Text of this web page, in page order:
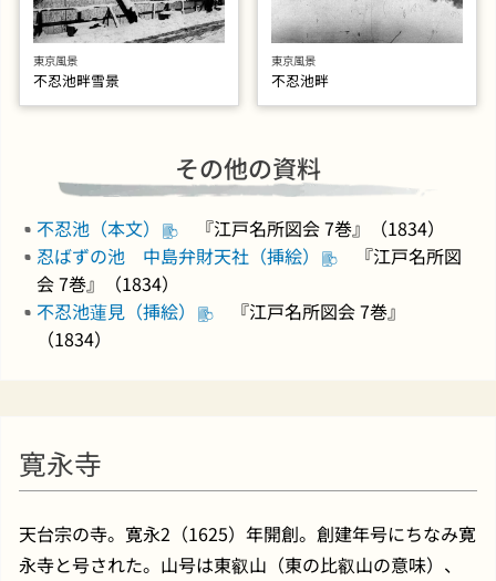
東京風景
不忍池畔雪景
東京風景
不忍池畔
その他の資料
不忍池（本文）
『江戸名所図会 7巻』（1834）
忍ばずの池 中島弁財天社（挿絵）
『江戸名所図
会 7巻』（1834）
不忍池蓮見（挿絵）
『江戸名所図会 7巻』
（1834）
寛永寺
天台宗の寺。寛永2（1625）年開創。創建年号にちなみ寛
永寺と号された。山号は東叡山（東の比叡山の意味）、